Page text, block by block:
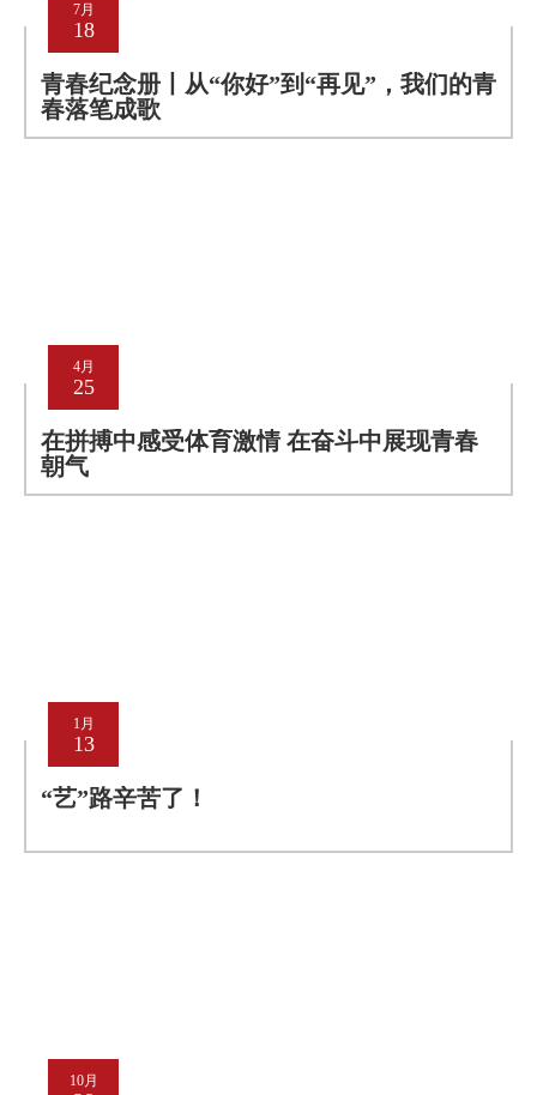
7月
18
青春纪念册丨从“你好”到“再见”，我们的青
春落笔成歌
4月
25
在拼搏中感受体育激情 在奋斗中展现青春
朝气
1月
13
“艺”路辛苦了！
10月